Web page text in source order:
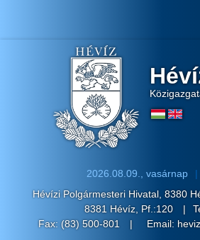
2026.08.09., vasárnap
Hévízi Polgármesteri Hivatal, 8380
8381 Hévíz, Pf.:120
Fax: (83) 500-801
Email: